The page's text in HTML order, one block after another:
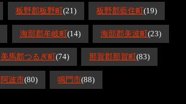
板野郡板野町(21) 板野郡藍住町(19)
海部郡牟岐町(14) 海部郡美波町(23)
美馬郡つるぎ町(74) 那賀郡那賀町(83)
阿波市(80) 鳴門市(88)